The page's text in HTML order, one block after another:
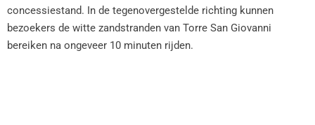
concessiestand. In de tegenovergestelde richting kunnen
bezoekers de witte zandstranden van Torre San Giovanni
bereiken na ongeveer 10 minuten rijden.